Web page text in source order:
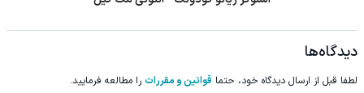
دیدگاه‌ها
لطفا قبل از ارسال دیدگاه خود، حتما قوانین و مقررات را مطالعه فرمایید.